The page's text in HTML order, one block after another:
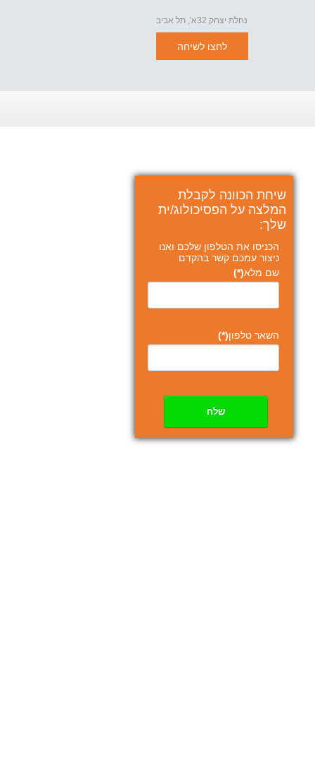
נחלת יצחק 32א', תל אביב
לחצו לשיחה
שיחת הכוונה לקבלת
המלצה על הפסיכולוג/ית
שלך:
הכניסו את הטלפון שלכם ואנו
ניצור עמכם קשר בהקדם
שם מלא(*)
השאר טלפון(*)
שלח